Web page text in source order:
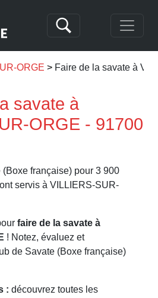
ORGE Faire de la savate à
savate à
ORGE - 91700
française) pour 3 900
servis à VILLIERS-SUR-
faire de la savate à
! Notez, évaluez et
de Savate (Boxe française)
: découvrez toutes les